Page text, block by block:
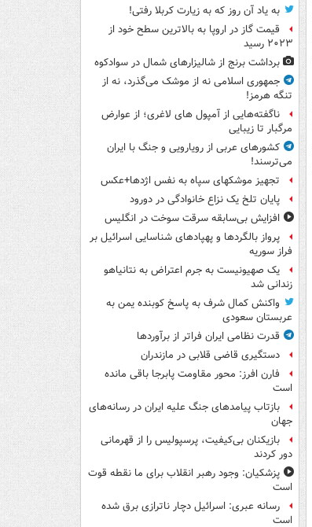
به یاد آن روز که به زیارت کربلا رفتی!
قیمت گاز در اروپا به بالاترین سطح خود از
۲۰۲۳ رسید
برداشت برنج از شالیزارهای شمال در سوادکوه
جمهوری اسلامی نه از موشک می‌گذرد، نه از
تنگه هرمز!
ناگفته‌هایی از آمپول های لاغری؛ از عوارض
مرگبار تا زیبایی
کشورهای عربی از رویارویی و جنگ با ایران
می‌ترسند!
تجهیز موشکهای سپاه به نفس اژدها+عکس
پایان تلخ یک نزاع خانوادگی در دورود
افزایش بی‌سابقه سرقت سوخت در انگلیس
پرواز بالگردها و پهپادهای شناسایی اسرائیل بر
فراز سوریه
یک صهیونیست به جرم اعتراض به نتانیاهو
زندانی شد
واکنش کمال شرف به پاسخ کوبنده یمن به
عربستان سعودی
قدرت نظامی ایران فراتر از برآوردها
دستگیری قاضی قلابی در مازندران
فارن افرز: محور مقاومت پابرجا باقی مانده
است
بازتاب پیامدهای جنگ علیه ایران در رسانه‌های
جهان
بازیکنان بی‌کیفیت، پرسپولیس را از قهرمانی
دور کردند
پزشکیان: وجود رهبر انقلاب برای ما نقطه قوت
است
رسانه عبری: اسرائیل دچار ناترازی برق شده
است